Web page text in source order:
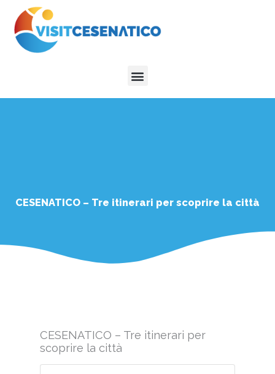
contenuto
Menu
CESENATICO – Tre itinerari per scoprire la città
CESENATICO – Tre itinerari per
scoprire la città